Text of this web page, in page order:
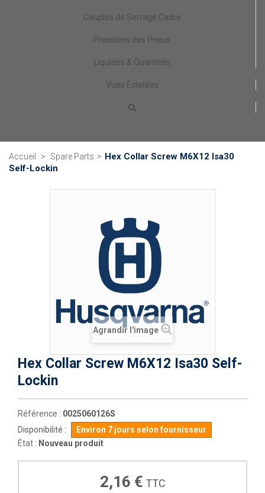
Couples de Serrage Cadre
Pressions des Pneus
Liquides & Quantités
Vues Éclatées
Accueil > Spare Parts > Hex Collar Screw M6X12 Isa30
Self-Lockin
Agrandir l'image
Hex Collar Screw M6X12 Isa30 Self-
Lockin
Référence : 0025060126S
Disponibilité :
Environ 7 jours selon fournisseur
État : Nouveau produit
2,16 € TTC